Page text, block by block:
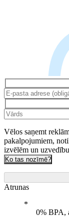
Vēlos saņemt
pakalpojumiem,
izvēlēm un
Ko tas nozīmē?
Atrunas
0% BPA,